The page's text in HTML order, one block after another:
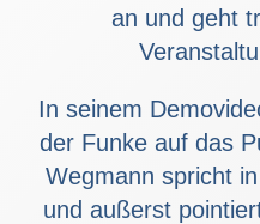
an und geht
In seinem
der Funke auf das
Wegmann spricht
und außerst